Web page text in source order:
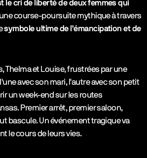
le cri de liberté de deux femmes qui
course-poursuite mythique à travers
symbole ultime de l'émancipation et de
Thelma et Louise, frustrées par une
avec son mari, l'autre avec son petit
un week-end sur les routes
Premier arrêt, premier saloon,
bascule. Un événement tragique va
le cours de leurs vies.